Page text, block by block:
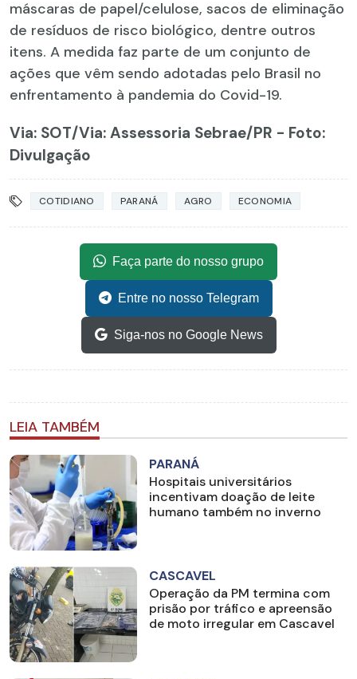
máscaras de papel/celulose, sacos de eliminação
de resíduos de risco biológico, dentre outros
itens. A medida faz parte de um conjunto de
ações que vêm sendo adotadas pelo Brasil no
enfrentamento à pandemia do Covid-19.
Via: SOT/Via: Assessoria Sebrae/PR - Foto:
Divulgação
COTIDIANO PARANÁ AGRO ECONOMIA
Faça parte do nosso grupo
Entre no nosso Telegram
Siga-nos no Google News
LEIA TAMBÉM
PARANÁ
Hospitais universitários
incentivam doação de leite
humano também no inverno
CASCAVEL
Operação da PM termina com
prisão por tráfico e apreensão
de moto irregular em Cascavel